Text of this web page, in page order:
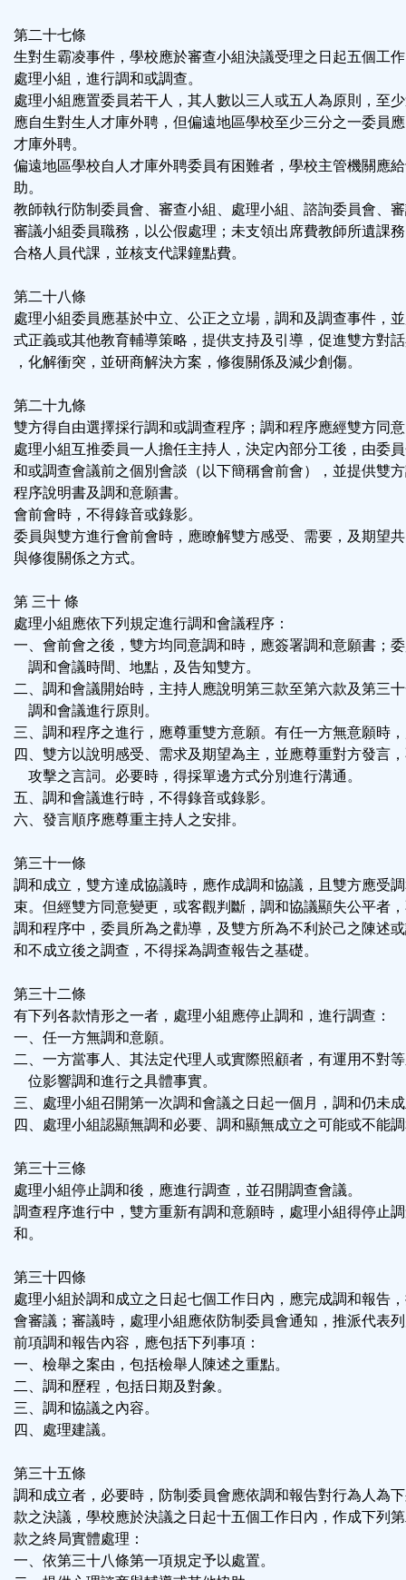
第二十七條
生對生霸凌事件，學校應於審查小組決議受理之日起五個工
處理小組，進行調和或調查。
處理小組應置委員若干人，其人數以三人或五人為原則，至
應自生對生人才庫外聘，但偏遠地區學校至少三分之一委員
才庫外聘。
偏遠地區學校自人才庫外聘委員有困難者，學校主管機關應
助。
教師執行防制委員會、審查小組、處理小組、諮詢委員會、
審議小組委員職務，以公假處理；未支領出席費教師所遺課
合格人員代課，並核支代課鐘點費。
第二十八條
處理小組委員應基於中立、公正之立場，調和及調查事件，
式正義或其他教育輔導策略，提供支持及引導，促進雙方對
，化解衝突，並研商解決方案，修復關係及減少創傷。
第二十九條
雙方得自由選擇採行調和或調查程序；調和程序應經雙方同
處理小組互推委員一人擔任主持人，決定內部分工後，由委
和或調查會議前之個別會談（以下簡稱會前會），並提供雙
程序說明書及調和意願書。
會前會時，不得錄音或錄影。
委員與雙方進行會前會時，應瞭解雙方感受、需要，及期望
與修復關係之方式。
第 三十 條
處理小組應依下列規定進行調和會議程序：
一、會前會之後，雙方均同意調和時，應簽署調和意願書；
調和會議時間、地點，及告知雙方。
二、調和會議開始時，主持人應說明第三款至第六款及第三
調和會議進行原則。
三、調和程序之進行，應尊重雙方意願。有任一方無意願時
四、雙方以說明感受、需求及期望為主，並應尊重對方發言
攻擊之言詞。必要時，得採單邊方式分別進行溝通。
五、調和會議進行時，不得錄音或錄影。
六、發言順序應尊重主持人之安排。
第三十一條
調和成立，雙方達成協議時，應作成調和協議，且雙方應受
束。但經雙方同意變更，或客觀判斷，調和協議顯失公平者
調和程序中，委員所為之勸導，及雙方所為不利於己之陳述
和不成立後之調查，不得採為調查報告之基礎。
第三十二條
有下列各款情形之一者，處理小組應停止調和，進行調查：
一、任一方無調和意願。
二、一方當事人、其法定代理人或實際照顧者，有運用不對
位影響調和進行之具體事實。
三、處理小組召開第一次調和會議之日起一個月，調和仍未
四、處理小組認顯無調和必要、調和顯無成立之可能或不能
第三十三條
處理小組停止調和後，應進行調查，並召開調查會議。
調查程序進行中，雙方重新有調和意願時，處理小組得停止
和。
第三十四條
處理小組於調和成立之日起七個工作日內，應完成調和報告
會審議；審議時，處理小組應依防制委員會通知，推派代表
前項調和報告內容，應包括下列事項：
一、檢舉之案由，包括檢舉人陳述之重點。
二、調和歷程，包括日期及對象。
三、調和協議之內容。
四、處理建議。
第三十五條
調和成立者，必要時，防制委員會應依調和報告對行為人為
款之決議，學校應於決議之日起十五個工作日內，作成下列
款之終局實體處理：
一、依第三十八條第一項規定予以處置。